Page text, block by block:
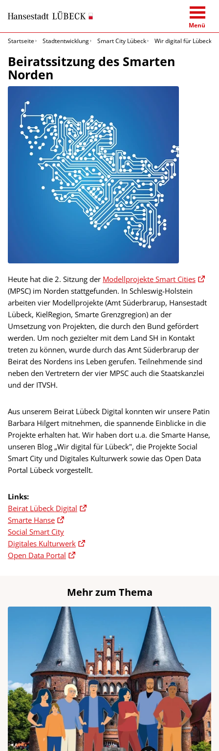
Menü
Startseite
Stadtentwicklung Smart City Lübeck Wir digital für Lübeck
Beiratssitzung des Smarten
Norden
Heute hat die 2. Sitzung der Modellprojekte Smart Cities
(MPSC) im Norden stattgefunden. In Schleswig-Holstein
arbeiten vier Modellprojekte (Amt Süderbrarup, Hansestadt
Lübeck, KielRegion, Smarte Grenzgregion) an der
Umsetzung von Projekten, die durch den Bund gefördert
werden. Um noch gezielter mit dem Land SH in Kontakt
treten zu können, wurde durch das Amt Süderbrarup der
Beirat des Nordens ins Leben gerufen. Teilnehmende sind
neben den Vertretern der vier MPSC auch die Staatskanzlei
und der ITVSH.
Aus unserem Beirat Lübeck Digital konnten wir unsere Patin
Barbara Hilgert mitnehmen, die spannende Einblicke in die
Projekte erhalten hat. Wir haben dort u.a. die Smarte Hanse,
unseren Blog „Wir digital für Lübeck", die Projekte Social
Smart City und Digitales Kulturwerk sowie das Open Data
Portal Lübeck vorgestellt.
Links:
Beirat Lübeck Digital
Smarte Hanse
Social Smart City
Digitales Kulturwerk
Open Data Portal
Mehr zum Thema